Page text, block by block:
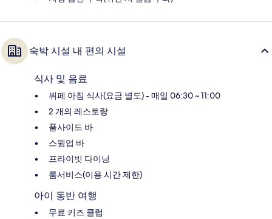
숙박 시설 내 편의 시설
식사 및 음료
뷔페 아침 식사(요금 별도) - 매일 06:30 ~ 11:00
2 개의 레스토랑
풀사이드 바
스윔업 바
프라이빗 다이닝
룸서비스(이용 시간 제한)
아이 동반 여행
무료 키즈 클럽